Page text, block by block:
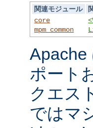
関連モジュール
core
mpm_common
Apache
ポート
クエス
ではマ